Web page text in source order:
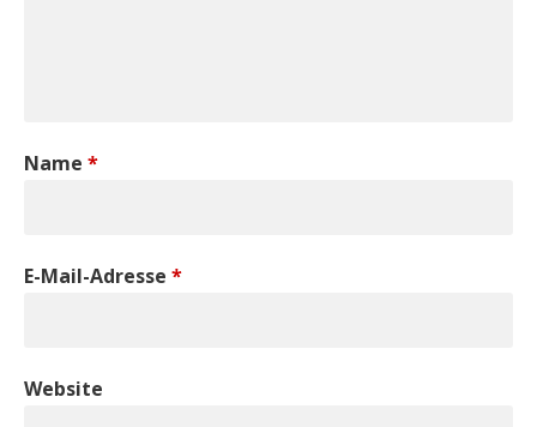
Name *
E-Mail-Adresse *
Website